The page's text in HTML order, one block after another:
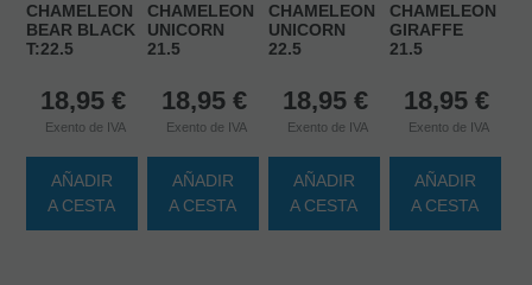
CHAMELEON
BEAR BLACK
T:22.5
18,95 €
Exento de IVA
AÑADIR
A CESTA
CHAMELEON
UNICORN
21.5
18,95 €
Exento de IVA
AÑADIR
A CESTA
CHAMELEON
UNICORN
22.5
18,95 €
Exento de IVA
AÑADIR
A CESTA
CHAMELEON
GIRAFFE
21.5
18,95 €
Exento de IVA
AÑADIR
A CESTA